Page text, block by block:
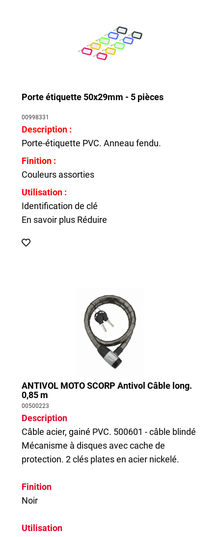
Porte étiquette 50x29mm - 5 pièces
00998331
Description :
Porte-étiquette PVC. Anneau fendu.
Finition :
Couleurs assorties
Utilisation :
Identification de clé
En savoir plus Réduire
ANTIVOL MOTO SCORP Antivol Câble long.
0,85 m
00500223
Description
Câble acier, gainé PVC. 500601 - câble blindé
Mécanisme à disques avec cache de
protection. 2 clés plates en acier nickelé.
Finition
Noir
Utilisation